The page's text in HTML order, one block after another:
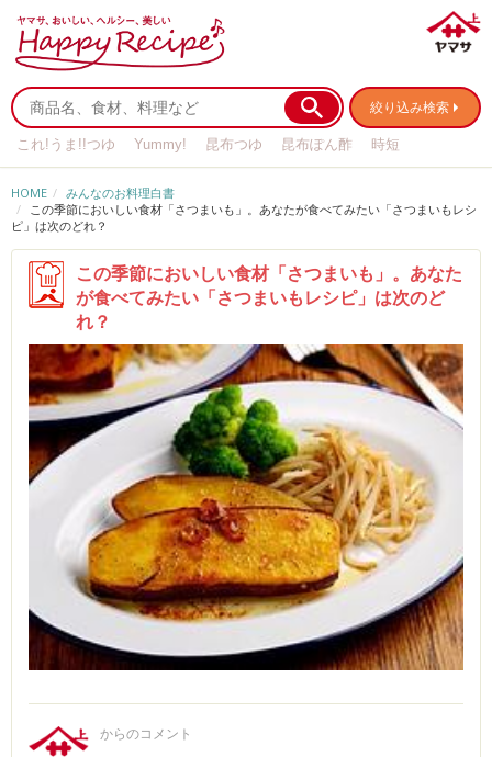
絞り込み検索
これ!うま!!つゆ Yummy! 昆布つゆ 昆布ぽん酢
時短
HOME
みんなのお料理白書
この季節においしい食材「さつまいも」。あなたが食べてみたい「さつまいもレシ
ピ」は次のどれ？
この季節においしい食材「さつまいも」。あなた
が食べてみたい「さつまいもレシピ」は次のど
れ？
からのコメント